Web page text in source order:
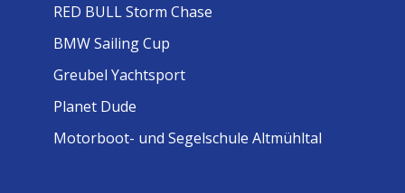
RED BULL Storm Chase
BMW Sailing Cup
Greubel Yachtsport
Planet Dude
Motorboot- und Segelschule Altmühltal